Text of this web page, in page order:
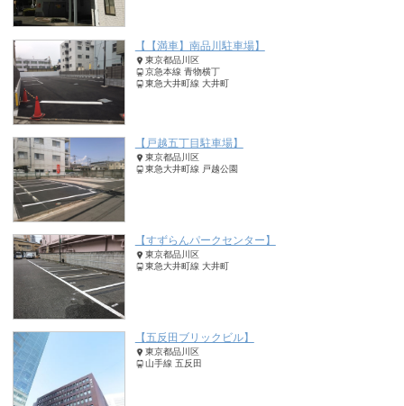
【【満車】南品川駐車場】
東京都品川区
京急本線 青物横丁
東急大井町線 大井町
【戸越五丁目駐車場】
東京都品川区
東急大井町線 戸越公園
【すずらんパークセンター】
東京都品川区
東急大井町線 大井町
【五反田ブリックビル】
東京都品川区
山手線 五反田